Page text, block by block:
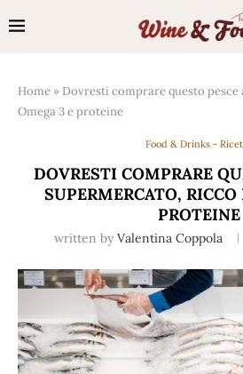
Home » Dovresti comprare questo
Omega 3 e proteine
Food & Drinks -
DOVRESTI COMPRARE
SUPERMERCATO,
PROTEINE
written by Valentina Coppola